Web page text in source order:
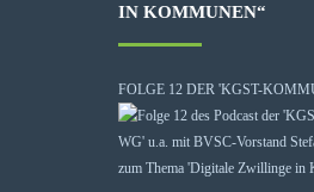
IN KOMMUNEN“
FOLGE 12 DER 'KGST-